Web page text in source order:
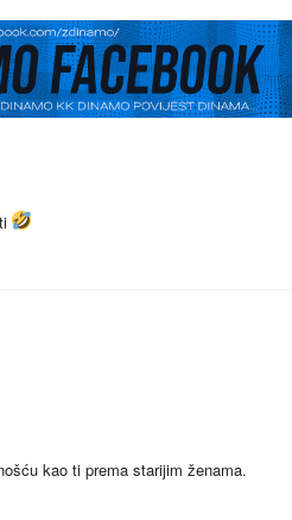
kao ti prema starijim ženama.